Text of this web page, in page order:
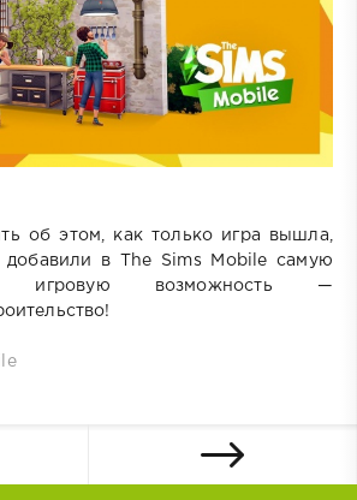
об этом, как только игра вышла,
в The Sims Mobile самую
игровую возможность —